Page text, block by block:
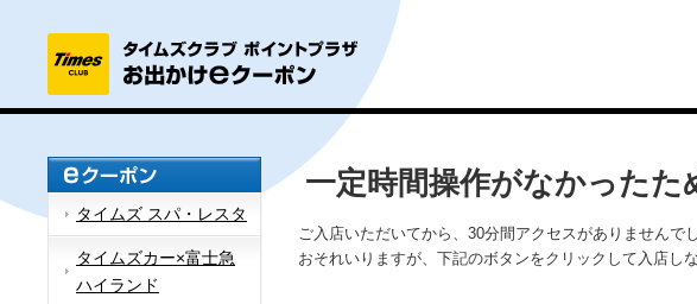
タイムズ スパ・レスタ
タイムズカー×富士急
ハイランド
一定時間操作がなかったた
ご入店いただいてから、30分間アクセスがありませんで
おそれいりますが、下記のボタンをクリックして入店し